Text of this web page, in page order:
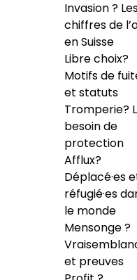
Invasion ?
chiffres de
en Suisse
Libre choix?
Motifs de
et statuts
Tromperie?
besoin de
protection
Afflux?
Déplacé·es
réfugié·es
le monde
Mensonge ?
et preuves